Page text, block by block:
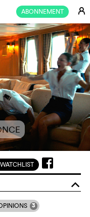
ABONNEMENT E
o
3